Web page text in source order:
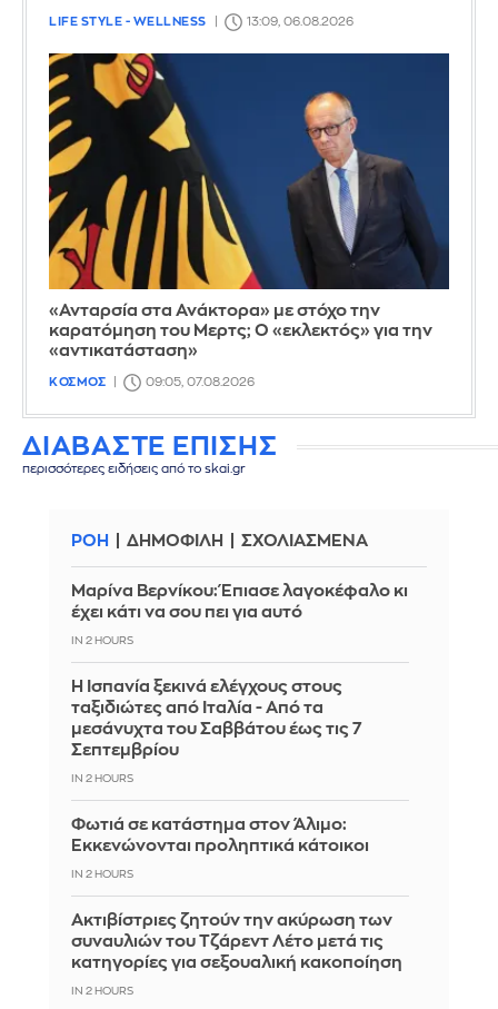
LIFE STYLE - WELLNESS 13:09, 06.08.2026
«Ανταρσία στα Ανάκτορα» με στόχο την
καρατόμηση του Μερτς; Ο «εκλεκτός» για την
«αντικατάσταση»
ΚΟΣΜΟΣ 09:05, 07.08.2026
ΔΙΑΒΑΣΤΕ ΕΠΙΣΗΣ
περισσότερες ειδήσεις από το skai.gr
ΡΟΗ ΔΗΜΟΦΙΛΗ ΣΧΟΛΙΑΣΜΕΝΑ
Μαρίνα Βερνίκου: Έπιασε λαγοκέφαλο κι
έχει κάτι να σου πει για αυτό
IN 2 HOURS
Η Ισπανία ξεκινά ελέγχους στους
ταξιδιώτες από Ιταλία - Από τα
μεσάνυχτα του Σαββάτου έως τις 7
Σεπτεμβρίου
IN 2 HOURS
Φωτιά σε κατάστημα στον Άλιμο:
Εκκενώνονται προληπτικά κάτοικοι
IN 2 HOURS
Ακτιβίστριες ζητούν την ακύρωση των
συναυλιών του Τζάρεντ Λέτο μετά τις
κατηγορίες για σεξουαλική κακοποίηση
IN 2 HOURS